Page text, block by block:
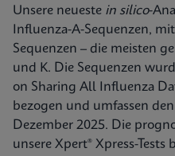
Unsere neueste in silico-
Influenza-A-Sequenzen,
Sequenzen – die meisten
und K. Die Sequenzen
on Sharing All Influenza
bezogen und umfassen
Dezember 2025. Die
unsere Xpert® Xpress-